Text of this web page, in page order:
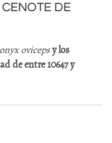
DE
ovicepsy los
de entre 10647 y